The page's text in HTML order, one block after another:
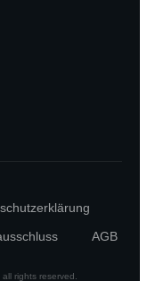
, all rights reserved.
AGB